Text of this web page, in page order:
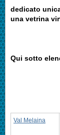
dedicato
una vetrina
Qui sotto
Val Melaina